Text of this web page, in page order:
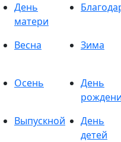
День
матери
Весна Зима
Осень
День
Выпускной
День
детей